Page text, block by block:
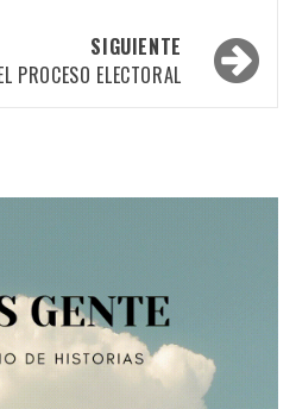
SIGUIENTE
PROCESO ELECTORAL